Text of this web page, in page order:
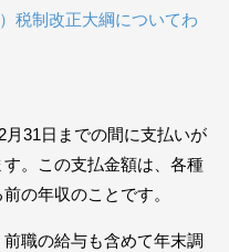
税制改正大綱についてわ
月31日までの間に支払いが
。この支払金額は、各種
の年収のことです。
職の給与も含めて年末調